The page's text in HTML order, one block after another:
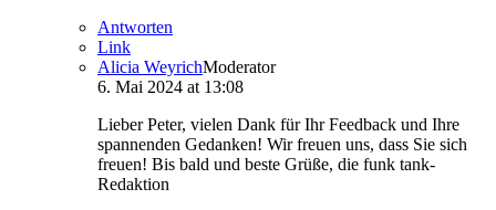
Antworten
Link
Alicia WeyrichModerator
6. Mai 2024 at 13:08
Lieber Peter, vielen Dank für Ihr Feedback und Ihre
spannenden Gedanken! Wir freuen uns, dass Sie sich
freuen! Bis bald und beste Grüße, die funk tank-
Redaktion